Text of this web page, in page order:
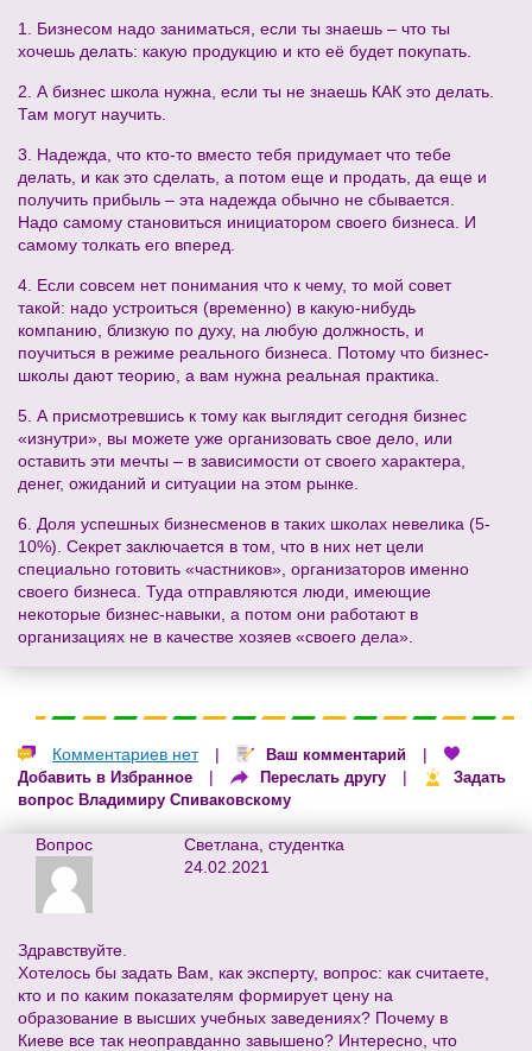
1. Бизнесом надо заниматься, если ты знаешь – что ты
хочешь делать: какую продукцию и кто её будет покупать.
2. А бизнес школа нужна, если ты не знаешь КАК это делать.
Там могут научить.
3. Надежда, что кто-то вместо тебя придумает что тебе
делать, и как это сделать, а потом еще и продать, да еще и
получить прибыль – эта надежда обычно не сбывается.
Надо самому становиться инициатором своего бизнеса. И
самому толкать его вперед.
4. Если совсем нет понимания что к чему, то мой совет
такой: надо устроиться (временно) в какую-нибудь
компанию, близкую по духу, на любую должность, и
поучиться в режиме реального бизнеса. Потому что бизнес-
школы дают теорию, а вам нужна реальная практика.
5. А присмотревшись к тому как выглядит сегодня бизнес
«изнутри», вы можете уже организовать свое дело, или
оставить эти мечты – в зависимости от своего характера,
денег, ожиданий и ситуации на этом рынке.
6. Доля успешных бизнесменов в таких школах невелика (5-
10%). Секрет заключается в том, что в них нет цели
специально готовить «частников», организаторов именно
своего бизнеса. Туда отправляются люди, имеющие
некоторые бизнес-навыки, а потом они работают в
организациях не в качестве хозяев «своего дела».
Комментариев нет | Ваш комментарий |
Добавить в Избранное | Переслать другу |
Задать
вопрос Владимиру Спиваковскому
Вопрос
Светлана, студентка
24.02.2021
Здравствуйте.
Хотелось бы задать Вам, как эксперту, вопрос: как считаете,
кто и по каким показателям формирует цену на
образование в высших учебных заведениях? Почему в
Киеве все так неоправданно завышено? Интересно, что